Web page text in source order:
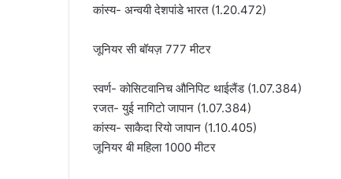
कांस्य- अन्वयी देशपांडे भारत (1.20.472)
जूनियर सी बॉयज़ 777 मीटर
स्वर्ण- कोसिटवानिच औनिपिट थाईलैंड (1.07.384)
रजत- युई नागिटो जापान (1.07.384)
कांस्य- साकैदा रियो जापान (1.10.405)
जूनियर बी महिला 1000 मीटर